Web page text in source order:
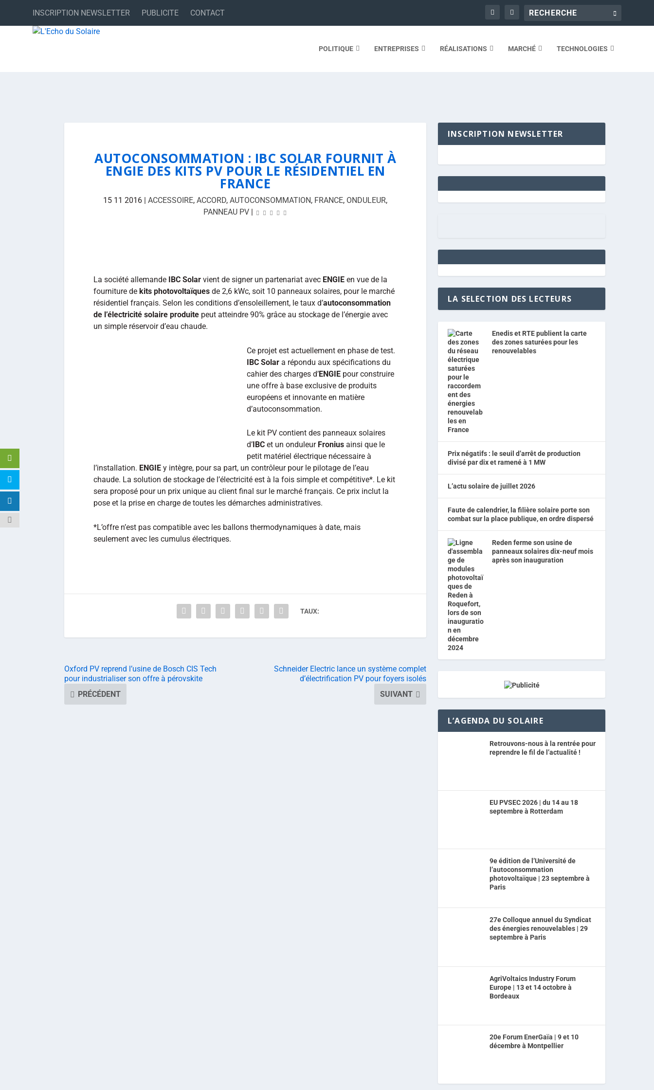
INSCRIPTION NEWSLETTER PUBLICITE CONTACT
POLITIQUE ENTREPRISES RÉALISATIONS MARCHÉ TECHNOLOGIES
AUTOCONSOMMATION : IBC SOLAR FOURNIT À
ENGIE DES KITS PV POUR LE RÉSIDENTIEL EN
FRANCE
15 11 2016 | ACCESSOIRE, ACCORD, AUTOCONSOMMATION, FRANCE, ONDULEUR,
PANNEAU PV |
La société allemande IBC Solar vient de signer un partenariat avec ENGIE en vue de la
fourniture de kits photovoltaïques de 2,6 kWc, soit 10 panneaux solaires, pour le marché
résidentiel français. Selon les conditions d’ensoleillement, le taux d’autoconsommation
de l’électricité solaire produite peut atteindre 90% grâce au stockage de l’énergie avec
un simple réservoir d’eau chaude.
Ce projet est actuellement en phase de test.
IBC Solar a répondu aux spécifications du
cahier des charges d’ENGIE pour construire
une offre à base exclusive de produits
européens et innovante en matière
d’autoconsommation.
Le kit PV contient des panneaux solaires
d’ IBC et un onduleur Fronius ainsi que le
petit matériel électrique nécessaire à
l’installation. ENGIE y intègre, pour sa part, un contrôleur pour le pilotage de l’eau
chaude. La solution de stockage de l’électricité est à la fois simple et compétitive*. Le kit
sera proposé pour un prix unique au client final sur le marché français. Ce prix inclut la
pose et la prise en charge de toutes les démarches administratives.
*L’offre n’est pas compatible avec les ballons thermodynamiques à date, mais
seulement avec les cumulus électriques.
TAUX:
Oxford PV reprend l’usine de Bosch CIS Tech
pour industrialiser son offre à pérovskite
PRÉCÉDENT
Schneider Electric lance un système complet
d’électrification PV pour foyers isolés
SUIVANT
INSCRIPTION NEWSLETTER
LA SELECTION DES LECTEURS
Enedis et RTE publient la carte
des zones saturées pour les
renouvelables
Prix négatifs : le seuil d’arrêt de production
divisé par dix et ramené à 1 MW
L’actu solaire de juillet 2026
Faute de calendrier, la filière solaire porte son
combat sur la place publique, en ordre dispersé
Reden ferme son usine de
panneaux solaires dix-neuf mois
après son inauguration
L’AGENDA DU SOLAIRE
Retrouvons-nous à la rentrée pour
reprendre le fil de l’actualité !
EU PVSEC 2026 | du 14 au 18
septembre à Rotterdam
9e édition de l’Université de
l’autoconsommation
photovoltaïque | 23 septembre à
Paris
27e Colloque annuel du Syndicat
des énergies renouvelables | 29
septembre à Paris
AgriVoltaics Industry Forum
Europe | 13 et 14 octobre à
Bordeaux
20e Forum EnerGaïa | 9 et 10
décembre à Montpellier